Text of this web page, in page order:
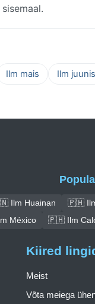
Ilm mais Ilm juunis
Ilm Huainan 🇵🇭
México
🇵🇭 Ilm
Kiired
Meist
Võta meiega